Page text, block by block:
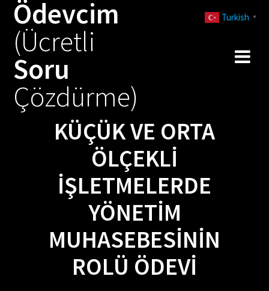
Ödevcim
(Ücretli
Soru
Çözdürme)
KÜÇÜK VE ORTA
ÖLÇEKLI
İŞLETMELERDE
YÖNETIM
MUHASEBESININ
ROLÜ ÖDEVI
Turkish ▼